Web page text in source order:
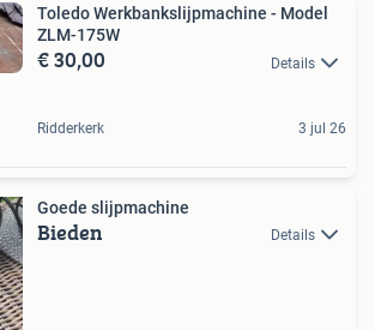
Toledo Werkbankslijpmachine - Model
ZLM-175W
€ 30,00 Details
Ridderkerk 3 jul 26
Goede slijpmachine
Bieden Details